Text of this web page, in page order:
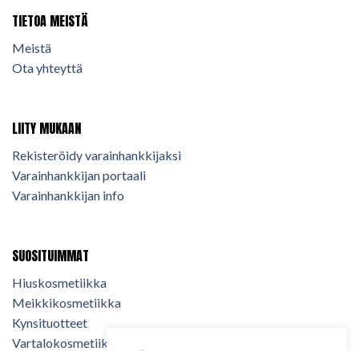
TIETOA MEISTÄ
Meistä
Ota yhteyttä
LIITY MUKAAN
Rekisteröidy varainhankkijaksi
Varainhankkijan portaali
Varainhankkijan info
SUOSITUIMMAT
Hiuskosmetiikka
Meikkikosmetiikka
Kynsituotteet
Vartalokosmetiikka